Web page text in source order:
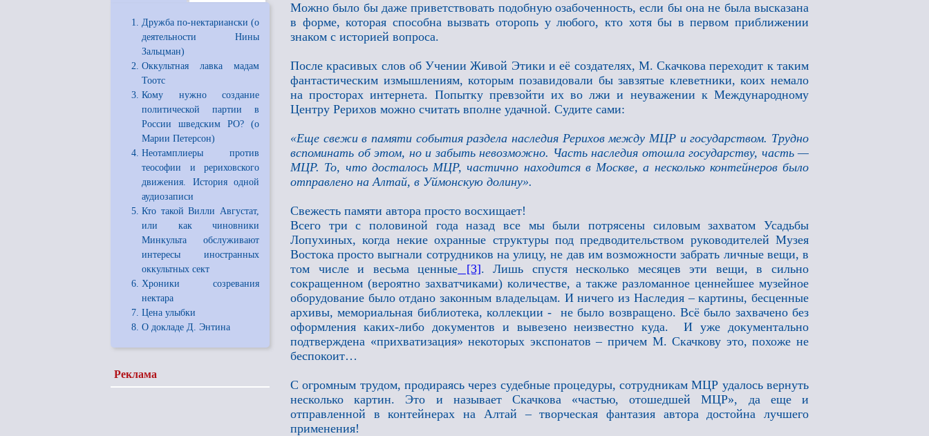
Дружба по-нектариански (о
деятельности Нины
Зальцман)
Оккультная лавка мадам
Тоотс
Кому нужно создание
политической партии в
России шведским РО? (о
Марии Петерсон)
Неотамплиеры против
теософии и рериховского
движения. История одной
аудиозаписи
Кто такой Вилли Августат,
или как чиновники
Минкульта обслуживают
интересы иностранных
оккультных сект
Хроники созревания
нектара
Цена улыбки
О докладе Д. Энтина
Реклама
Можно было бы даже приветствовать подобную озабоченность, если бы она не была высказана
в форме, которая способна вызвать оторопь у любого, кто хотя бы в первом приближении
знаком с историей вопроса.
После красивых слов об Учении Живой Этики и её создателях, М. Скачкова переходит к таким
фантастическим измышлениям, которым позавидовали бы завзятые клеветники, коих немало
на просторах интернета. Попытку превзойти их во лжи и неуважении к Международному
Центру Рерихов можно считать вполне удачной. Судите сами:
«Еще свежи в памяти события раздела наследия Рерихов между МЦР и государством. Трудно
вспоминать об этом, но и забыть невозможно. Часть наследия отошла государству, часть —
МЦР. То, что досталось МЦР, частично находится в Москве, а несколько контейнеров было
отправлено на Алтай, в Уймонскую долину».
Свежесть памяти автора просто восхищает!
Всего три с половиной года назад все мы были потрясены силовым захватом Усадьбы
Лопухиных, когда некие охранные структуры под предводительством руководителей Музея
Востока просто выгнали сотрудников на улицу, не дав им возможности забрать личные вещи, в
том числе и весьма ценные [3]. Лишь спустя несколько месяцев эти вещи, в сильно
сокращенном (вероятно захватчиками) количестве, а также разломанное ценнейшее музейное
оборудование было отдано законным владельцам. И ничего из Наследия – картины, бесценные
архивы, мемориальная библиотека, коллекции - не было возвращено. Всё было захвачено без
оформления каких-либо документов и вывезено неизвестно куда. И уже документально
подтверждена «прихватизация» некоторых экспонатов – причем М. Скачкову это, похоже не
беспокоит…
С огромным трудом, продираясь через судебные процедуры, сотрудникам МЦР удалось вернуть
несколько картин. Это и называет Скачкова «частью, отошедшей МЦР», да еще и
отправленной в контейнерах на Алтай – творческая фантазия автора достойна лучшего
применения!